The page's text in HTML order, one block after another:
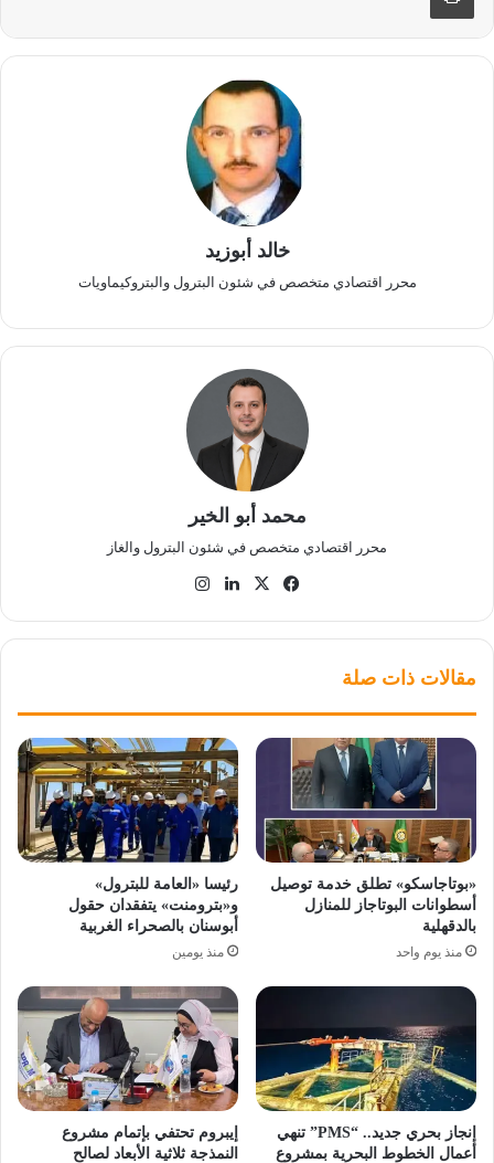
خالد أبوزيد
محرر اقتصادي متخصص في شئون البترول والبتروكيماويات
محمد أبو الخير
محرر اقتصادي متخصص في شئون البترول والغاز
فيسبوك
‫X لينكدإن
مقالات ذات صلة
«بوتاجاسكو» تطلق خدمة توصيل
أسطوانات البوتاجاز للمنازل
بالدقهلية
منذ يوم واحد
رئيسا «العامة للبترول»
و«بترومنت» يتفقدان حقول
أبوسنان بالصحراء الغربية
منذ يومين
إنجاز بحري جديد.. “PMS” تنهي
أعمال الخطوط البحرية بمشروع
إيبروم تحتفي بإتمام مشروع
النمذجة ثلاثية الأبعاد لصالح